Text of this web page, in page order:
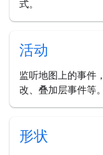
式。
活动
监听地图上的事件
改、叠加层事件等。
形状